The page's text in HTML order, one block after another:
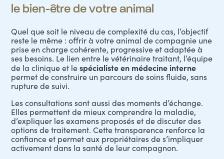
le bien-être de votre animal
Quel que soit le niveau de complexité du cas, l’objectif
reste le même : offrir à votre animal de compagnie une
prise en charge cohérente, progressive et adaptée à
ses besoins. Le lien entre le vétérinaire traitant, l’équipe
de la clinique et lespécialiste en médecine interne
permet de construire un parcours de soins fluide, sans
rupture de suivi.
Les consultations sont aussi des moments d’échange.
Elles permettent de mieux comprendre la maladie,
d’expliquer les examens proposés et de discuter des
options de traitement. Cette transparence renforce la
confiance et permet aux propriétaires de s’impliquer
activement dans la santé de leur compagnon.